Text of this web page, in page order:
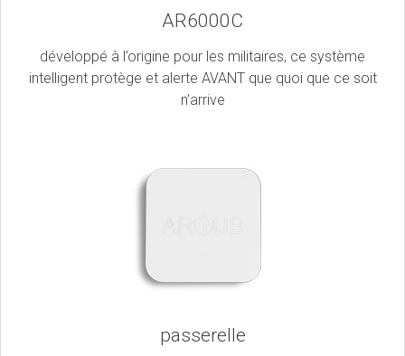
AR6000C
développé à l’origine pour les militaires, ce système
intelligent protège et alerte AVANT que quoi que ce soit
n’arrive
passerelle